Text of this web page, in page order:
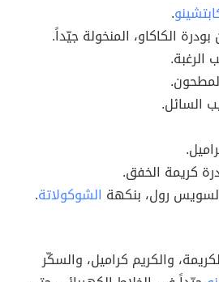
.
الكاكاو، المنخولة جيّداً.
السائل.
كريمة الخفق.
رول، بنكهة الشوكولاتة.
والكريم كراميل، والسكّر